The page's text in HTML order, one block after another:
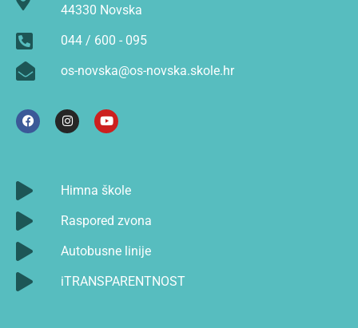
44330 Novska
044 / 600 - 095
os-novska@os-novska.skole.hr
Himna škole
Raspored zvona
Autobusne linije
iTRANSPARENTNOST